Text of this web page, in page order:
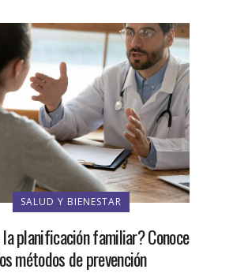
SALUD Y BIENESTAR
la planificación familiar? Conoce
métodos de prevención